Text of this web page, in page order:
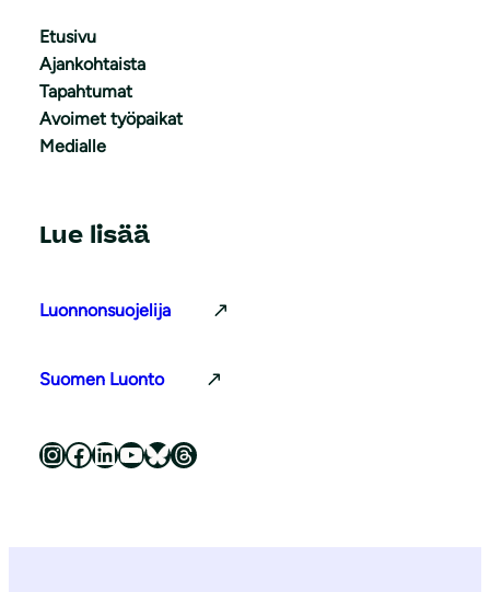
Etusivu
Ajankohtaista
Tapahtumat
Avoimet työpaikat
Medialle
Lue lisää
Luonnonsuojelija
Suomen Luonto
Luonnonsuojeluliitto Instagramissa Luonnonsuojeluliitto Facebookissa Luonnonsuojeluliitto LinkedInissä Luonnonsuojeluliiton YouTube-kanava Luonnonsuojeluliitto Blueskyssa Luonnonsuojeluliitto Threadsissa